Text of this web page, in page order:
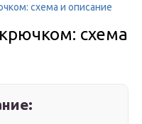
схема и описание
схема